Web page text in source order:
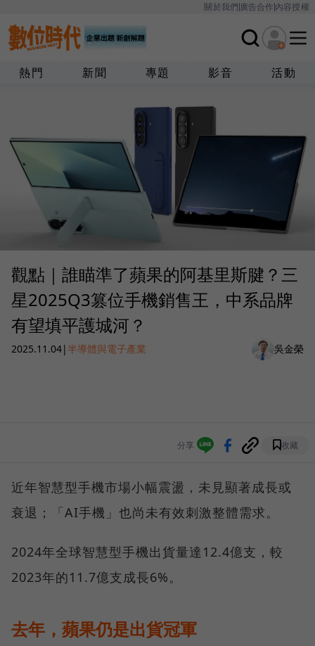
關於我們廣告合作內容授權
熱門 新聞 專題 影音 活動
觀點｜誰瞄準了蘋果的阿基里斯腱？三
星2025Q3篡位手機銷售王，中系品牌
有望填平護城河？
2025.11.04|半導體與電子產業 吳金榮
分享 收藏
近年智慧型手機市場小幅震盪，未見顯著成長或
衰退；「AI手機」也尚未有效刺激整體需求。
2024年全球智慧型手機出貨量達12.4億支，較
2023年的11.7億支成長6%。
去年，蘋果仍是出貨冠軍